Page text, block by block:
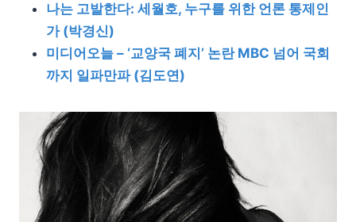
나는 고발한다: 세월호, 누구를 위한 언론 통제인
가 (박경신)
미디어오늘 – ‘교양국 폐지’ 논란 MBC 넘어 국회
까지 일파만파 (김도연)